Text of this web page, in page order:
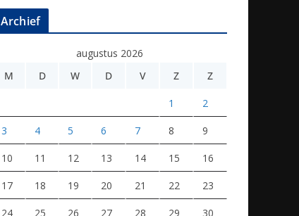
Archief
augustus 2026
M
D W D V Z Z
1 2
3 4 5 6 7 8 9
10 11 12 13 14 15 16
17 18 19 20 21 22 23
24 25 26 27 28 29 30